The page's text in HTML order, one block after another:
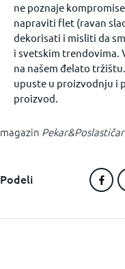
ne poznaje
napraviti flet (ravan
dekorisati i misliti da
i svetskim trendovima.
na našem đelato
upuste u proizvodnju i
proizvod.
magazin Pekar&Poslastičar
Podeli